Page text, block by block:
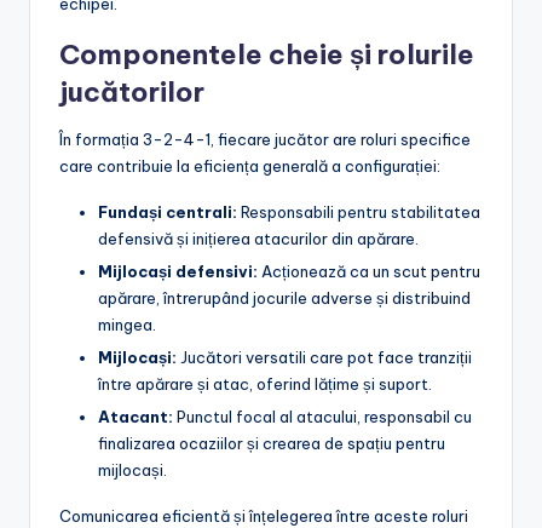
Componentele cheie și rolurile
jucătorilor
În formația 3-2-4-1, fiecare jucător are roluri specifice
care contribuie la eficiența generală a configurației:
Fundași centrali: Responsabili pentru stabilitatea
defensivă și inițierea atacurilor din apărare.
Mijlocași defensivi: Acționează ca un scut pentru
apărare, întrerupând jocurile adverse și distribuind
mingea.
Mijlocași: Jucători versatili care pot face tranziții
între apărare și atac, oferind lățime și suport.
Atacant: Punctul focal al atacului, responsabil cu
finalizarea ocaziilor și crearea de spațiu pentru
mijlocași.
Comunicarea eficientă și înțelegerea între aceste roluri